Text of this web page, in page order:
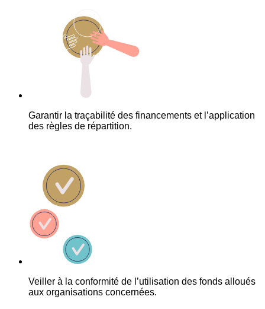
Garantir la traçabilité des financements et l’application
des règles de répartition.
Veiller à la conformité de l’utilisation des fonds alloués
aux organisations concernées.